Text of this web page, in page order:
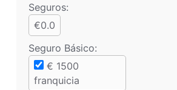
Seguros:
€0.0
Seguro Básico:
€ 1500
franquicia